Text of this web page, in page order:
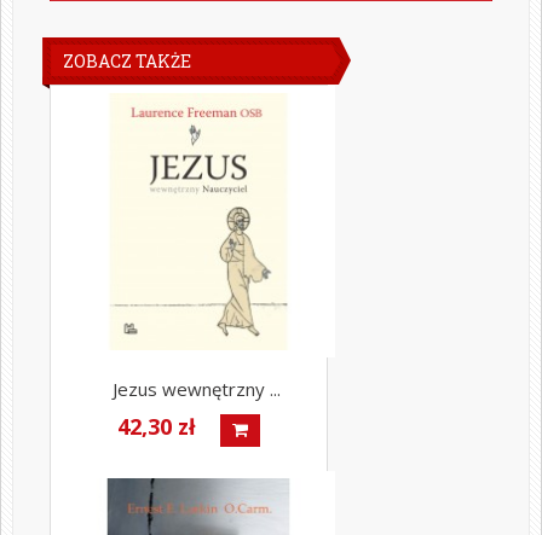
ZOBACZ TAKŻE
Jezus wewnętrzny ...
42,30 zł